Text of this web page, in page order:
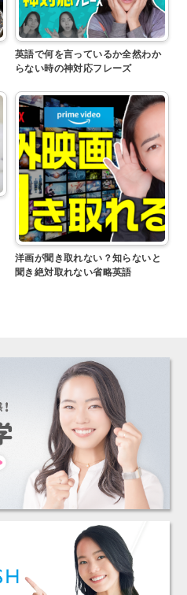
英語で何を言っているか全然わか
らない時の神対応フレーズ
洋画が聞き取れない？知らないと
聞き絶対取れない省略英語